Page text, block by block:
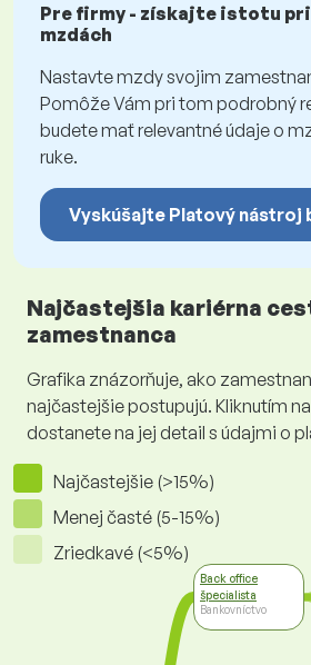
Pre firmy - získajte istotu
mzdách
Nastavte mzdy svojim
Pomôže Vám pri tom podrobný
budete mať relevantné údaje o
ruke.
Vyskúšajte Platový nástroj
Najčastejšia kariérna
zamestnanca
Grafika znázorňuje, ako
najčastejšie postupujú. Kliknutím
dostanete na jej detail s údajmi o
Najčastejšie (>15%)
Menej časté (5-15%)
Zriedkavé (<5%)
Back office
špecialista
Bankovníctvo